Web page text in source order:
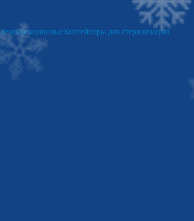
Контейнеры для стерилизации